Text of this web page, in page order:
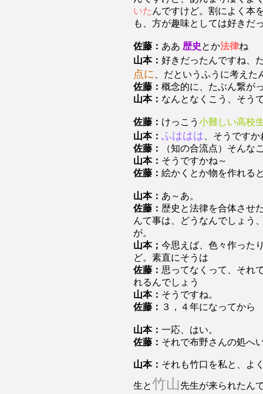
いた んですけど。割によく本
も、方が趣味としては好きだ
佐藤： ああ 歴史 とか法律ね
山本： 好きだったんですね、
点に 、だというふうに考え
佐藤： 概念的に、たぶん繋が
山本： なんとなくこう、そう
佐藤： けっこう 小難しい高校
山本： ふははは 、そうですか
佐藤：
（知の合流点）そんな
山本： そうですかね～
佐藤： 絵かくとか物を作れる
山本： あ～あ。
佐藤： 歴史と法律を合体させ
んて事は、どうなんでしょう
が。
山本； 今思えば、色々作った
ど。素直にそうは
佐藤： 思ってなくって、それ
れるんでしょう
山本： そうですね。
佐藤： ３，４年になってから
山本： 一応、はい。
佐藤： それで布野さんの処へ
山本： それも竹口を私と、よ
生と竹山先生が来られたん